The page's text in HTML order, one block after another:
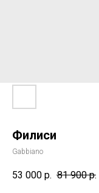
Филиси
Gabbiano
53 000 р. 81 900 р.